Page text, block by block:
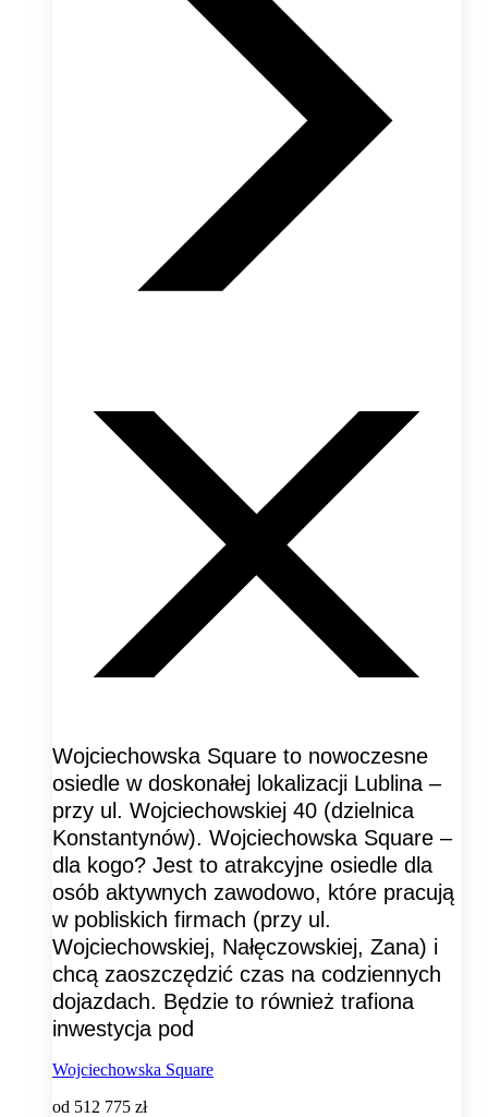
Wojciechowska Square to nowoczesne
osiedle w doskonałej lokalizacji Lublina –
przy ul. Wojciechowskiej 40 (dzielnica
Konstantynów). Wojciechowska Square –
dla kogo? Jest to atrakcyjne osiedle dla
osób aktywnych zawodowo, które pracują
w pobliskich firmach (przy ul.
Wojciechowskiej, Nałęczowskiej, Zana) i
chcą zaoszczędzić czas na codziennych
dojazdach. Będzie to również trafiona
inwestycja pod
Wojciechowska Square
od 512 775 zł